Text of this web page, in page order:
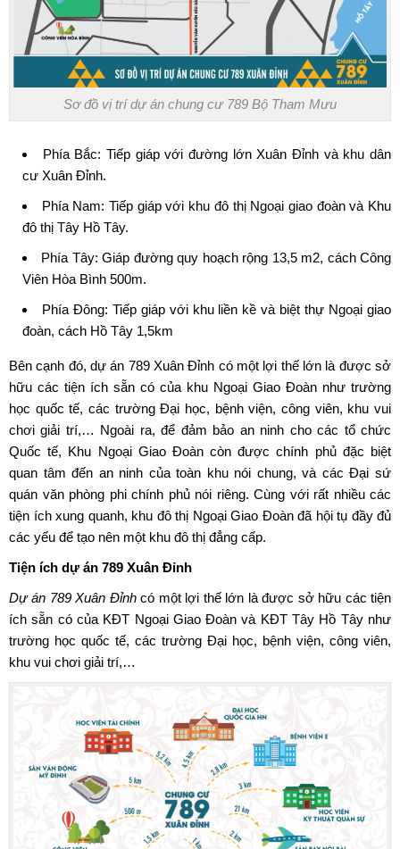
Sơ đồ vị trí dự án chung cư 789 Bộ Tham Mưu
Phía Bắc: Tiếp giáp với đường lớn Xuân Đỉnh và khu dân
cư Xuân Đỉnh.
Phía Nam: Tiếp giáp với khu đô thị Ngoại giao đoàn và Khu
đô thị Tây Hồ Tây.
Phía Tây: Giáp đường quy hoạch rộng 13,5 m2, cách Công
Viên Hòa Bình 500m.
Phía Đông: Tiếp giáp với khu liền kề và biệt thự Ngoại giao
đoàn, cách Hồ Tây 1,5km
Bên cạnh đó, dự án 789 Xuân Đỉnh có một lợi thế lớn là được sở
hữu các tiện ích sẵn có của khu Ngoại Giao Đoàn như trường
học quốc tế, các trường Đại học, bệnh viện, công viên, khu vui
chơi giải trí,… Ngoài ra, để đảm bảo an ninh cho các tổ chức
Quốc tế, Khu Ngoại Giao Đoàn còn được chính phủ đặc biệt
quan tâm đến an ninh của toàn khu nói chung, và các Đại sứ
quán văn phòng phi chính phủ nói riêng. Cùng với rất nhiều các
tiện ích xung quanh, khu đô thị Ngoại Giao Đoàn đã hội tụ đầy đủ
các yếu để tạo nên một khu đô thị đẳng cấp.
Tiện ích dự án 789 Xuân Đỉnh
Dự án 789 Xuân Đỉnhcó một lợi thế lớn là được sở hữu các tiện
ích sẵn có của KĐT Ngoại Giao Đoàn và KĐT Tây Hồ Tây như
trường học quốc tế, các trường Đại học, bệnh viện, công viên,
khu vui chơi giải trí,…